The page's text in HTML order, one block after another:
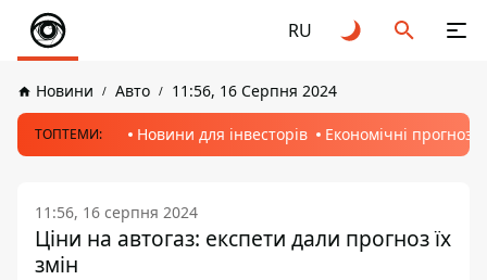
RU
Новини Авто 11:56, 16 Серпня 2024
ТОПТЕМИ: Новини для інвесторів Економічні прогнози
11:56, 16 серпня 2024
Ціни на автогаз: експети дали прогноз їх
змін